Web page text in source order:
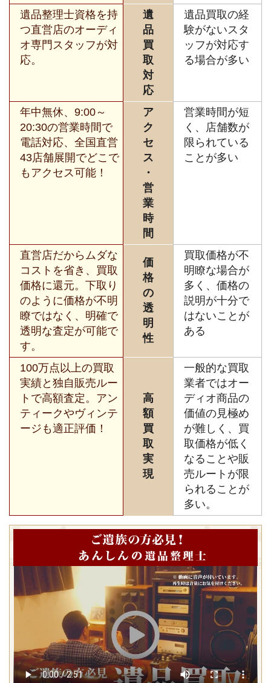
遺品整理士資格を持
つ直営店のオーディ
オ専門スタッフが対
応。
遺
品
買
取
対
応
遺品買取の経
験がないスタ
ッフが対応す
る場合が多い
年中無休、9:00～
20:30の営業時間で
電話対応、全国直営
43店舗展開でどこで
もアクセス可能！
ア
ク
セ
ス
・
営
業
時
間
営業時間が短
く、店舗数が
限られている
ことが多い
直営店だからムダな
コストを省き、買取
価格に還元。下取り
のように価格が不明
瞭ではなく、明確で
透明な査定が可能で
す。
価
格
の
透
明
性
買取価格が不
明瞭な場合が
多く、価格の
説明が十分で
はないことが
ある
100万点以上の買取
実績と独自販売ルー
トで高額査定。アン
ティークやヴィンテ
ージも適正評価！
高
額
買
取
実
現
一般的な買取
業者ではオー
ディオ商品の
価値の見極め
が難しく、買
取価格が低く
なることや販
売ルートが限
られることが
多い。